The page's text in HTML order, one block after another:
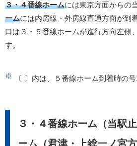
３・４番線ホームには東京方面からの
ームには内房線・外房線直通方面が到
口は３・５番線ホームが進行方向左側
す。
〔 〕内は、５番線ホーム到着時の号
３・４番線ホーム（当駅
ーム（君津・上総一ノ宮方